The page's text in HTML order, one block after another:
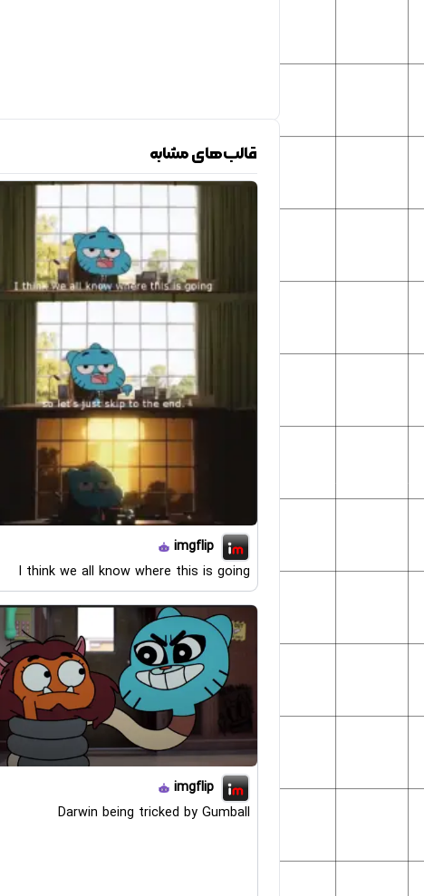
قالب‌های مشابه
imgflip
I think we all know where this is going
imgflip
Darwin being tricked by Gumball